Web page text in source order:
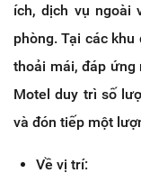
ích, dịch vụ ngoài
phòng. Tại các
thoải mái, đáp ứng
Motel duy trì số
và đón tiếp một
Về vị trí: